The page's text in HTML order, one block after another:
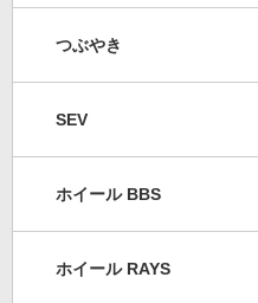
つぶやき
SEV
ホイール BBS
ホイール RAYS